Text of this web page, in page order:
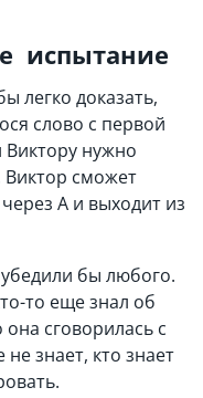
испытание
легко доказать,
слово с первой
Виктору нужно
сможет
А и выходит из
убедили бы любого.
то еще знал об
сговорилась с
знает, кто знает